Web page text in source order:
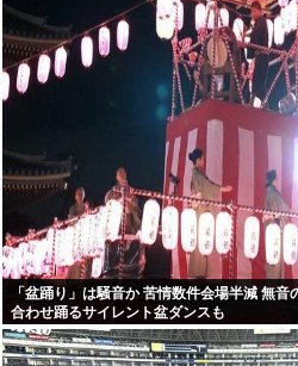
「盆踊り」は騒音か 苦情数件会場半減 無
合わせ踊るサイレント盆ダンスも